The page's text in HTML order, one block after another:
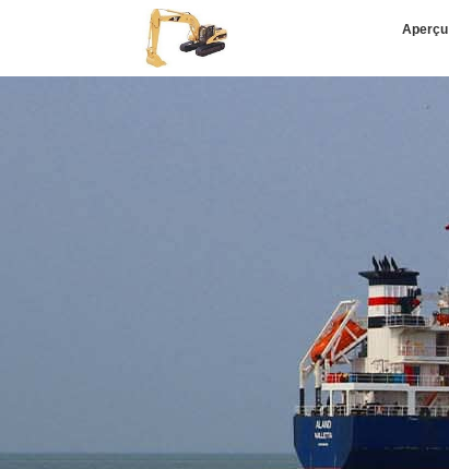
Aperçu